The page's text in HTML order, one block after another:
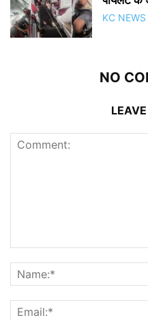
KC NEWS
NO